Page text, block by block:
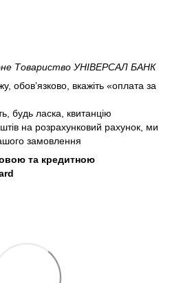
Товариство УНІВЕРСАЛ БАНК
обовʼязково, вкажіть «оплата за
будь ласка, квитанцію
на розрахунковий рахунок, ми
замовлення
та кредитною